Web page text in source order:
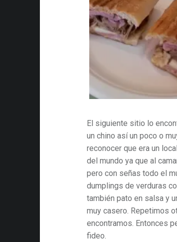
El siguiente sitio lo
un chino así un poco o
reconocer que era un
del mundo ya que al
pero con señas todo el
dumplings de verduras
también pato en salsa y
muy casero. Repetimos
encontramos. Entonces
fideo.